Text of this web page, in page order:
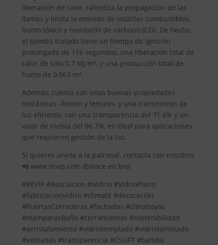
liberación de calor, ralentiza la propagación de las
llamas y limita la emisión de volátiles combustibles,
humo tóxico y monóxido de carbono (CO). De hecho,
el bambú tratado tiene un tiempo de ignición
prolongado de 116 segundos, una liberación total de
calor de solo 0.7 MJ/m², y una producción total de
humo de 0.063 m².
Además, cuenta con unas buenas propiedades
mecánicas -flexión y tensión- y una transmisión de
luz eficiente, con una transparencia del 71.6% y un
valor de niebla del 96.7%, es ideal para aplicaciones
que requieren gestión de la luz.
Si quieres unirte a la patronal, contacta con nosotros
📲 www.revip.com (Enlace en bio)
#REVIP #Asociacion #ividrio #VidrioPlano
#fabricacionvidrio #climalit #decoración
#PuertasCorrederas #fachadas #claraboyas
#mamparasBaño #cerramientos #sostenibilidad
#acristalamiento #vidriotemplado #vidriolaminado
#ventanas #transparencia #CSUFT #bambú